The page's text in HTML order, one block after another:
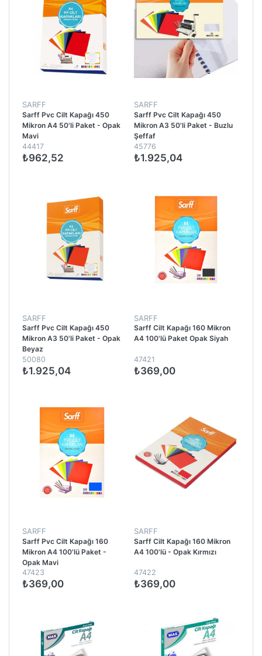
SARFF
Sarff Pvc Cilt Kapağı 450
Mikron A4 50'li Paket - Opak
Mavi
44417
₺962,52
SARFF
Sarff Pvc Cilt Kapağı 450
Mikron A3 50'li Paket - Buzlu
Şeffaf
45776
₺1.925,04
SARFF
Sarff Pvc Cilt Kapağı 450
Mikron A3 50'li Paket - Opak
Beyaz
50080
₺1.925,04
SARFF
Sarff Cilt Kapağı 160 Mikron
A4 100'lü Paket Opak Siyah
47421
₺369,00
SARFF
Sarff Pvc Cilt Kapağı 160
Mikron A4 100'lü Paket -
Opak Mavi
47423
₺369,00
SARFF
Sarff Cilt Kapağı 160 Mikron
A4 100'lü - Opak Kırmızı
47422
₺369,00